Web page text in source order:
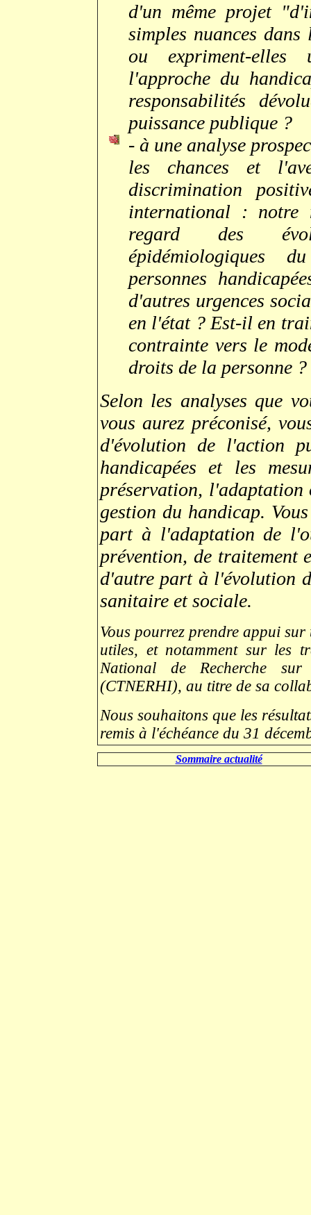
d'un même projet
simples nuances
ou expriment-elles
l'approche du
responsabilités
puissance publique ?
- à une analyse
les chances et
discrimination
international : notre
regard des
épidémiologiques
personnes
d'autres urgences
en l'état ? Est-il en
contrainte vers le
droits de la personne ?
Selon les analyses que
vous aurez préconisé,
d'évolution de l'action
handicapées et les
préservation, l'adaptation
gestion du handicap.
part à l'adaptation de
prévention, de traitement
d'autre part à l'évolution
sanitaire et sociale.
Vous pourrez prendre appui sur
utiles, et notamment sur les
National de Recherche
(CTNERHI), au titre de sa
Nous souhaitons que les
remis à l'échéance du 31
.
Sommaire actualité